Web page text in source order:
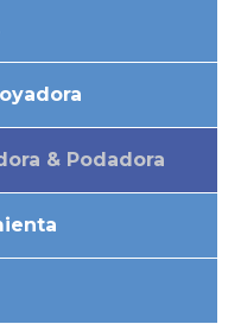
& Podadora